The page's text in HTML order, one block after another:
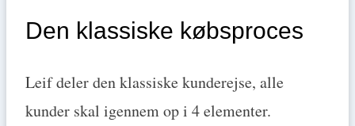
Den klassiske købsproces
Leif deler den klassiske kunderejse, alle
kunder skal igennem op i 4 elementer.